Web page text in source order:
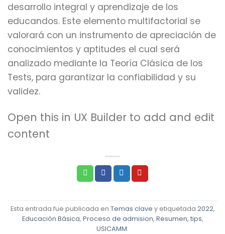
desarrollo integral y aprendizaje de los
educandos. Este elemento multifactorial se
valorará con un instrumento de apreciación de
conocimientos y aptitudes el cual será
analizado mediante la Teoría Clásica de los
Tests, para garantizar la confiabilidad y su
validez.
Open this in UX Builder to add and edit
content
Esta entrada fue publicada en Temas clave y etiquetada 2022,
Educación Básica, Proceso de admision, Resumen, tips,
USICAMM.